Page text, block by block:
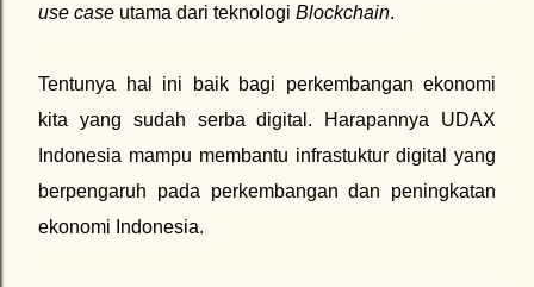
use case utama dari teknologi Blockchain.
Tentunya hal ini baik bagi perkembangan ekonomi
kita yang sudah serba digital. Harapannya UDAX
Indonesia mampu membantu infrastuktur digital yang
berpengaruh pada perkembangan dan peningkatan
ekonomi Indonesia.